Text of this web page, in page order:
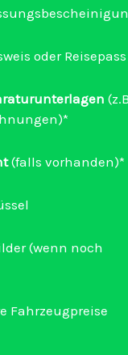
oder Reisepass
(falls vorhanden)*
(wenn noch
Fahrzeugpreise